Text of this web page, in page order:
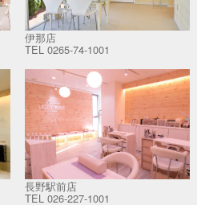
伊那店
TEL 0265-74-1001
長野駅前店
TEL 026-227-1001